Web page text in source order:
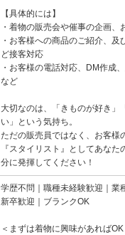
【具体的には】
・着物の販売会や催事の企画、
・お客様への商品のご紹介、及
ど接客対応
・お客様の電話対応、DM作
など
大切なのは、「きものが好き」
い」という気持ち。
ただの販売員ではなく、お客様
『スタイリスト』としてあなた
分に発揮してください！
学歴不問｜職種未経験歓迎｜業
新卒歓迎｜ブランクOK
＜まずは着物に興味があればOK